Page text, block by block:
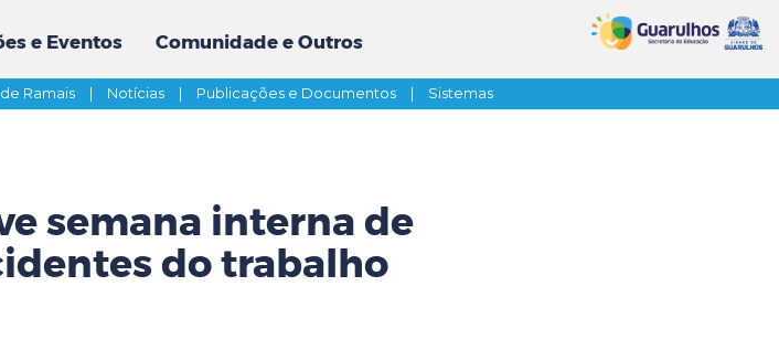
e Eventos Comunidade e Outros
Ramais | Notícias | Publicações e Documentos | Sistemas
semana interna de
do trabalho